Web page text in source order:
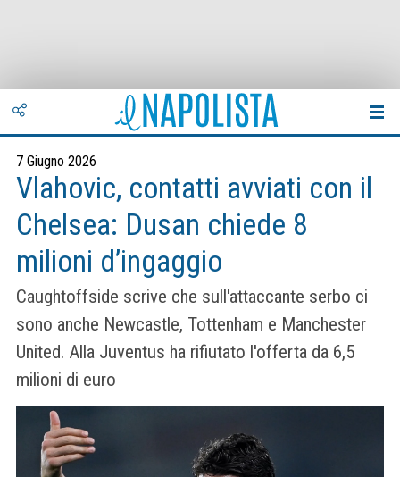
7 Giugno 2026
Vlahovic, contatti avviati con il
Chelsea: Dusan chiede 8
milioni d’ingaggio
Caughtoffside scrive che sull'attaccante serbo ci
sono anche Newcastle, Tottenham e Manchester
United. Alla Juventus ha rifiutato l'offerta da 6,5
milioni di euro